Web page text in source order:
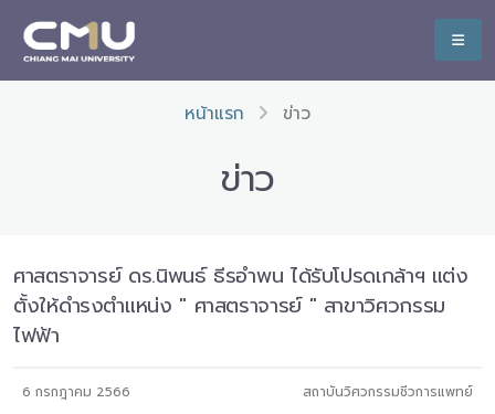
หน้าแรก ข่าว
ข่าว
ศาสตราจารย์ ดร.นิพนธ์ ธีรอำพน ได้รับโปรดเกล้าฯ แต่ง
ตั้งให้ดำรงตำแหน่ง " ศาสตราจารย์ " สาขาวิศวกรรม
ไฟฟ้า
6 กรกฎาคม 2566 สถาบันวิศวกรรมชีวการแพทย์